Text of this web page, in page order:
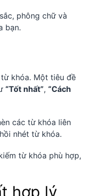
phông chữ và
bạn.
khóa. Một tiêu đề
“Tốt nhất”, “Cách
các từ khóa liên
nhét từ khóa.
từ khóa phù hợp,
hợp lý